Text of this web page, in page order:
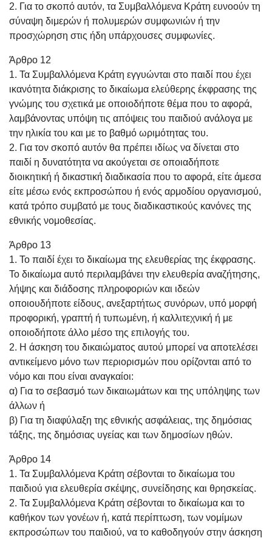
2. Για το σκοπό αυτόν, τα Συμβαλλόμενα Κράτη ευνοούν τη
σύναψη διμερών ή πολυμερών συμφωνιών ή την
προσχώρηση στις ήδη υπάρχουσες συμφωνίες.
Άρθρο 12
1. Τα Συμβαλλόμενα Κράτη εγγυώνται στο παιδί που έχει
ικανότητα διάκρισης το δικαίωμα ελεύθερης έκφρασης της
γνώμης του σχετικά με οποιοδήποτε θέμα που το αφορά,
λαμβάνοντας υπόψη τις απόψεις του παιδιού ανάλογα με
την ηλικία του και με το βαθμό ωριμότητας του.
2. Για τον σκοπό αυτόν θα πρέπει ιδίως να δίνεται στο
παιδί η δυνατότητα να ακούγεται σε οποιαδήποτε
διοικητική ή δικαστική διαδικασία που το αφορά, είτε άμεσα
είτε μέσω ενός εκπροσώπου ή ενός αρμοδίου οργανισμού,
κατά τρόπο συμβατό με τους διαδικαστικούς κανόνες της
εθνικής νομοθεσίας.
Άρθρο 13
1. Το παιδί έχει το δικαίωμα της ελευθερίας της έκφρασης.
Το δικαίωμα αυτό περιλαμβάνει την ελευθερία αναζήτησης,
λήψης και διάδοσης πληροφοριών και ιδεών
οποιουδήποτε είδους, ανεξαρτήτως συνόρων, υπό μορφή
προφορική, γραπτή ή τυπωμένη, ή καλλιτεχνική ή με
οποιοδήποτε άλλο μέσο της επιλογής του.
2. Η άσκηση του δικαιώματος αυτού μπορεί να αποτελέσει
αντικείμενο μόνο των περιορισμών που ορίζονται από το
νόμο και που είναι αναγκαίοι:
α) Για το σεβασμό των δικαιωμάτων και της υπόληψης των
άλλων ή
β) Για τη διαφύλαξη της εθνικής ασφάλειας, της δημόσιας
τάξης, της δημόσιας υγείας και των δημοσίων ηθών.
Άρθρο 14
1. Τα Συμβαλλόμενα Κράτη σέβονται το δικαίωμα του
παιδιού για ελευθερία σκέψης, συνείδησης και θρησκείας.
2. Τα Συμβαλλόμενα Κράτη σέβονται το δικαίωμα και το
καθήκον των γονέων ή, κατά περίπτωση, των νομίμων
εκπροσώπων του παιδιού, να το καθοδηγούν στην άσκηση